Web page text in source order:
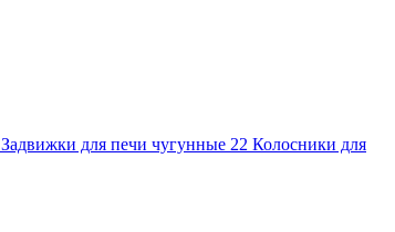
Задвижки для печи чугунные 22 Колосники для